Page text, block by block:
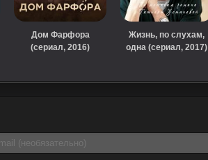
Дом Фарфора
(сериал, 2016)
Жизнь, по слухам,
одна (сериал, 2017)